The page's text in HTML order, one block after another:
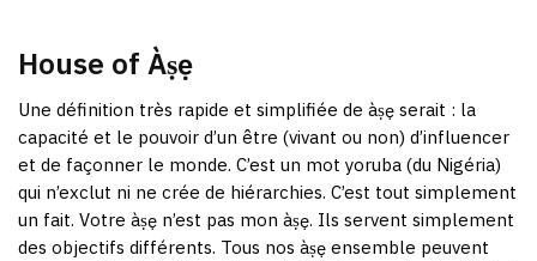
House of Àṣẹ
Une définition très rapide et simplifiée de àṣẹ serait : la
capacité et le pouvoir d’un être (vivant ou non) d’influencer
et de façonner le monde. C’est un mot yoruba (du Nigéria)
qui n’exclut ni ne crée de hiérarchies. C’est tout simplement
un fait. Votre àṣẹ n’est pas mon àṣẹ. Ils servent simplement
des objectifs différents. Tous nos àṣẹ ensemble peuvent